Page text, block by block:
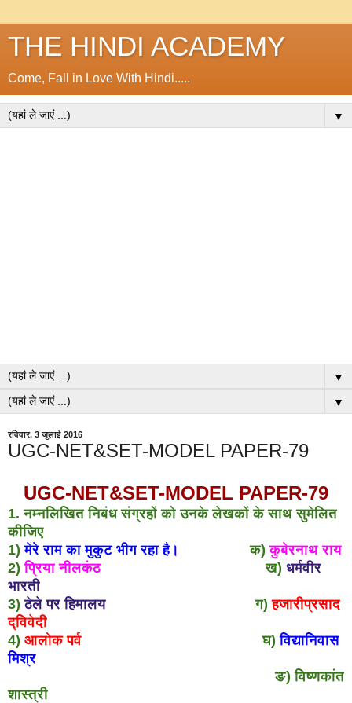
THE HINDI ACADEMY
Come, Fall in Love With Hindi.....
▼
▼
▼
रविवार, 3 जुलाई 2016
UGC-NET&SET-MODEL PAPER-79
UGC-NET&SET-MODEL PAPER-79
1. नम्नलिखित निबंध संग्रहों को उनके लेखकों के साथ सुमेलित
कीजिए
1)मेरे राम का मुकुट भीग रहा है। क)कुबेरनाथ राय
2)प्रिया नीलकंठ ख) धर्मवीर
भारती
3)ठेले पर हिमालय ग)हजारीप्रसाद
द्विवेदी
4) आलोक पर्व घ)विद्यानिवास
मिश्र
ङ) विष्णकांत
शास्त्री